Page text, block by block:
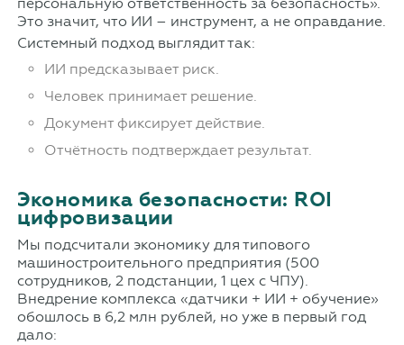
Это значит, что ИИ – инструмент, а не оправдание.
Системный подход выглядит так:
ИИ предсказывает риск.
Человек принимает решение.
Документ фиксирует действие.
Отчётность подтверждает результат.
Экономика безопасности: ROI
цифровизации
Мы подсчитали экономику для типового
машиностроительного предприятия (500
сотрудников, 2 подстанции, 1 цех с ЧПУ).
Внедрение комплекса «датчики + ИИ + обучение»
обошлось в 6,2 млн рублей, но уже в первый год
дало: